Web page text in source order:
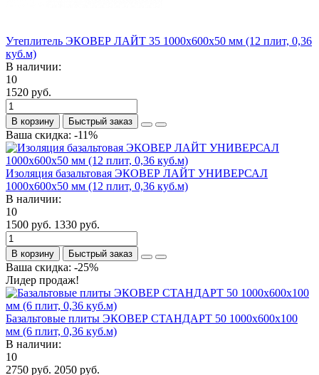
Утеплитель ЭКОВЕР ЛАЙТ 35 1000х600х50 мм (12 плит, 0,36
куб.м)
В наличии:
10
1520 руб.
В корзину Быстрый заказ
Ваша скидка: -11%
Изоляция базальтовая ЭКОВЕР ЛАЙТ УНИВЕРСАЛ
1000x600x50 мм (12 плит, 0,36 куб.м)
В наличии:
10
1500 руб. 1330 руб.
В корзину Быстрый заказ
Ваша скидка: -25%
Лидер продаж!
Базальтовые плиты ЭКОВЕР СТАНДАРТ 50 1000х600х100
мм (6 плит, 0,36 куб.м)
В наличии:
10
2750 руб. 2050 руб.